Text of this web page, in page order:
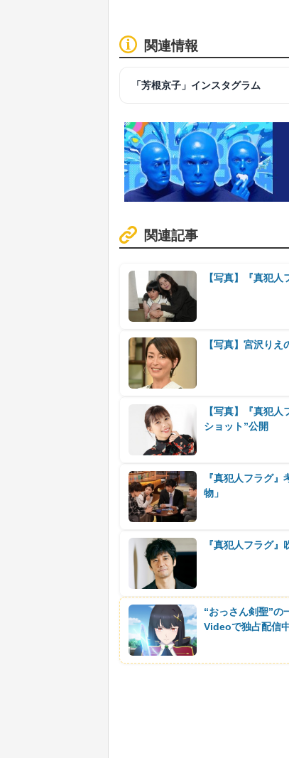
関連情報
「芳根京子」インスタグラム
関連記事
【写真】『真犯
【写真】宮沢り
【写真】『真犯
ショット”公開
『真犯人フラグ
物」
『真犯人フラグ
“おっさん剣聖”
Videoで独占配信